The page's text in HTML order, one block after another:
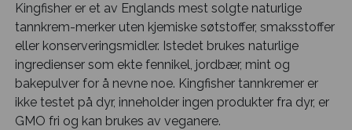
Kingfisher er et av Englands mest solgte naturlige
tannkrem-merker uten kjemiske søtstoffer, smaksstoffer
eller konserveringsmidler. Istedet brukes naturlige
ingredienser som ekte fennikel, jordbær, mint og
bakepulver for å nevne noe. Kingfisher tannkremer er
ikke testet på dyr, inneholder ingen produkter fra dyr, er
GMO fri og kan brukes av veganere.